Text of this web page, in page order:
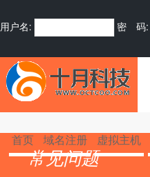
用户名: 密 码:
首页 域名注册 虚拟主机
常见问题